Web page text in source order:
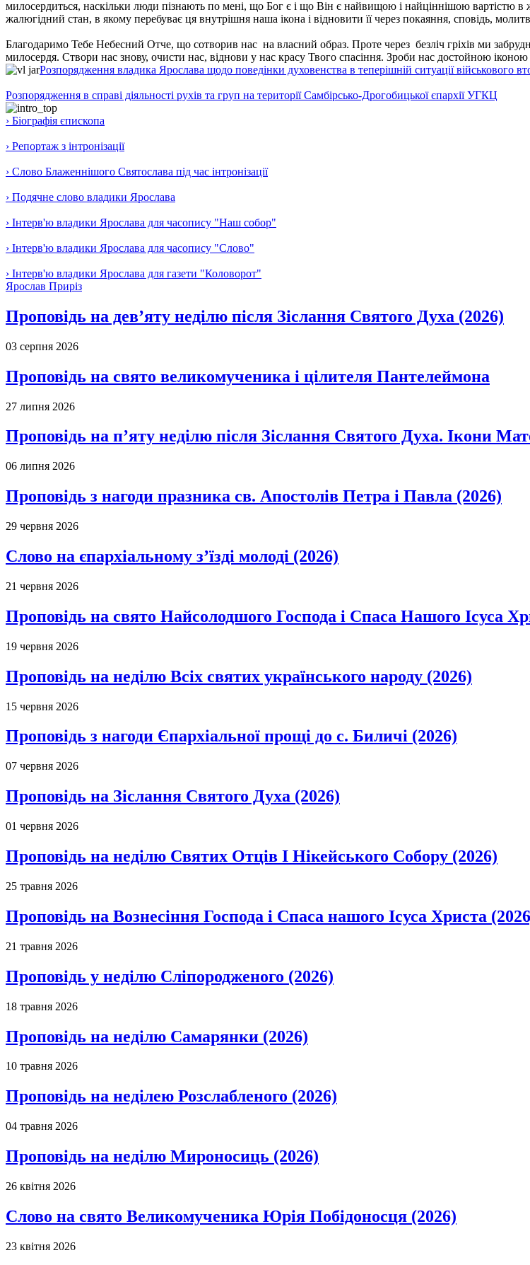
милосердиться, наскільки люди пізнають по мені, що Бог є і що Він є найвищою і найціннішою вартістю
жалюгідний стан, в якому перебуває ця внутрішня наша ікона і відновити її через покаяння, сповідь,
Благодаримо Тебе Небесний Отче, що сотворив нас на власний образ. Проте через безліч гріхів ми
милосердя. Створи нас знову, очисти нас, віднови у нас красу Твого спасіння. Зроби нас достойною
Розпорядження владика Ярослава щодо поведінки духовенства в теперішній ситуації військового
Розпорядження в справі діяльності рухів та груп на території Самбірсько-Дрогобицької єпархії УГКЦ
› Біографія єпископа
› Репортаж з інтронізації
› Слово Блаженнішого Святослава під час інтронізації
› Подячне слово владики Ярослава
› Інтерв'ю владики Ярослава для часопису "Наш собор"
› Інтерв'ю владики Ярослава для часопису "Слово"
› Інтерв'ю владики Ярослава для газети "Коловорот"
Ярослав Приріз
Проповідь на дев’яту неділю після Зіслання Святого Духа (2026)
03 серпня 2026
Проповідь на свято великомученика і цілителя Пантелеймона
27 липня 2026
Проповідь на п’яту неділю після Зіслання Святого Духа. Ікони
06 липня 2026
Проповідь з нагоди празника св. Апостолів Петра і Павла (2026)
29 червня 2026
Слово на єпархіальному з’їзді молоді (2026)
21 червня 2026
Проповідь на свято Найсолодшого Господа і Спаса Нашого Ісуса
19 червня 2026
Проповідь на неділю Всіх святих українського народу (2026)
15 червня 2026
Проповідь з нагоди Єпархіальної прощі до с. Биличі (2026)
07 червня 2026
Проповідь на Зіслання Святого Духа (2026)
01 червня 2026
Проповідь на неділю Святих Отців І Нікейського Собору (2026)
25 травня 2026
Проповідь на Вознесіння Господа і Спаса нашого Ісуса Христа
21 травня 2026
Проповідь у неділю Сліпородженого (2026)
18 травня 2026
Проповідь на неділю Самарянки (2026)
10 травня 2026
Проповідь на неділею Розслабленого (2026)
04 травня 2026
Проповідь на неділю Мироносиць (2026)
26 квітня 2026
Слово на свято Великомученика Юрія Побідоносця (2026)
23 квітня 2026